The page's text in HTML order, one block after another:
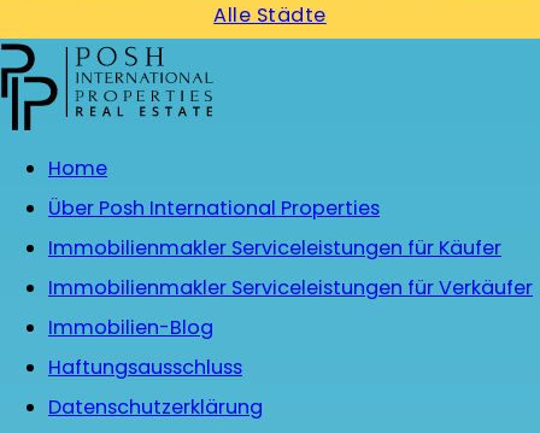
Alle Städte
Home
Über Posh International Properties
Immobilienmakler Serviceleistungen für Käufer
Immobilienmakler Serviceleistungen für Verkäufer
Immobilien-Blog
Haftungsausschluss
Datenschutzerklärung